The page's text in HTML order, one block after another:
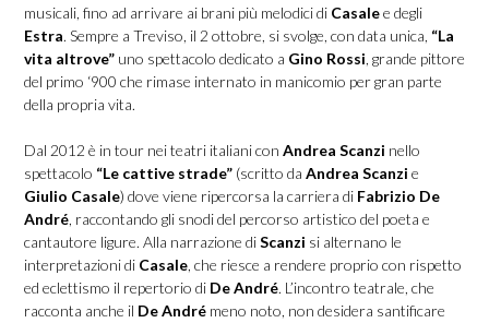
musicali, fino ad arrivare ai brani più melodici di Casalee degli
Estra. Sempre a Treviso, il 2 ottobre, si svolge, con data unica, “La
vita altrove” uno spettacolo dedicato a Gino Rossi, grande pittore
del primo ‘900 che rimase internato in manicomio per gran parte
della propria vita.
Dal 2012 è in tour nei teatri italiani con Andrea Scanzi nello
spettacolo “Le cattive strade” (scritto da Andrea Scanzi e
Giulio Casale) dove viene ripercorsa la carriera di Fabrizio De
André, raccontando gli snodi del percorso artistico del poeta e
cantautore ligure. Alla narrazione diScanzi si alternano le
interpretazioni di Casale, che riesce a rendere proprio con rispetto
ed eclettismo il repertorio di De André. L’incontro teatrale, che
racconta anche il De André meno noto, non desidera santificare